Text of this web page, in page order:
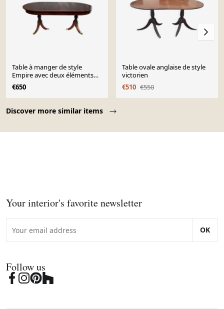
Discover more similar items
Table à manger de style
Empire avec deux éléments
coulissants.
€650
Table ovale anglaise de style
victorien
€510 €550
Your interior's favorite newsletter
OK
Follow us